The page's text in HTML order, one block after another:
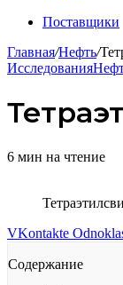
Поставщики
Главная/Нефть/
Исследования
6 мин на чтение
VKontakte
Содержание